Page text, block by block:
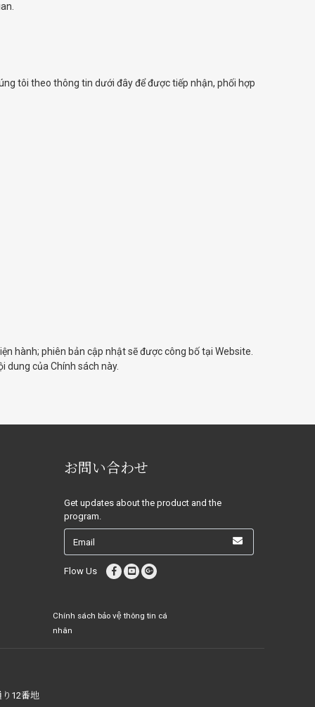
tôi theo thông tin dưới đây để được tiếp nhận, phối hợp
hành; phiên bản cập nhật sẽ được công bố tại Website.
dung của Chính sách này.
お問い合わせ
Get updates about the product and the
program.
Flow Us
Chính sách bảo vệ thông tin cá
nhân
12番地